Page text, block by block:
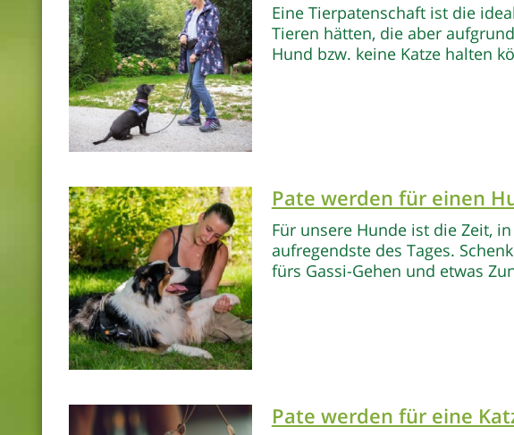
Eine Tierpatenschaft ist die
Tieren hätten, die aber
Hund bzw. keine Katze halten
Pate werden für einen
Für unsere Hunde ist die Zeit,
aufregendste des Tages.
fürs Gassi-Gehen und etwas
Pate werden für eine